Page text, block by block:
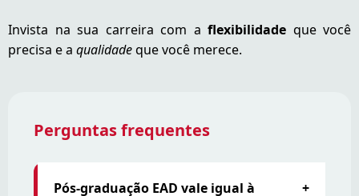
Invista na sua carreira com a flexibilidade que você
precisa e a qualidadeque você merece.
Perguntas frequentes
Pós-graduação EAD vale igual à
+